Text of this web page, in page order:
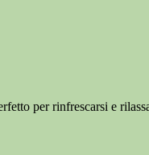
per rinfrescarsi e